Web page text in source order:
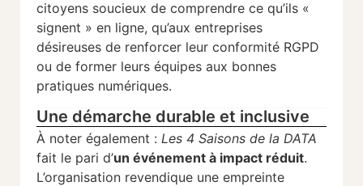
citoyens soucieux de comprendre ce qu’ils «
signent » en ligne, qu’aux entreprises
désireuses de renforcer leur conformité RGPD
ou de former leurs équipes aux bonnes
pratiques numériques.
Une démarche durable et inclusive
À noter également : Les 4 Saisons de la DATA
fait le pari d’un événement à impact réduit.
L’organisation revendique une empreinte